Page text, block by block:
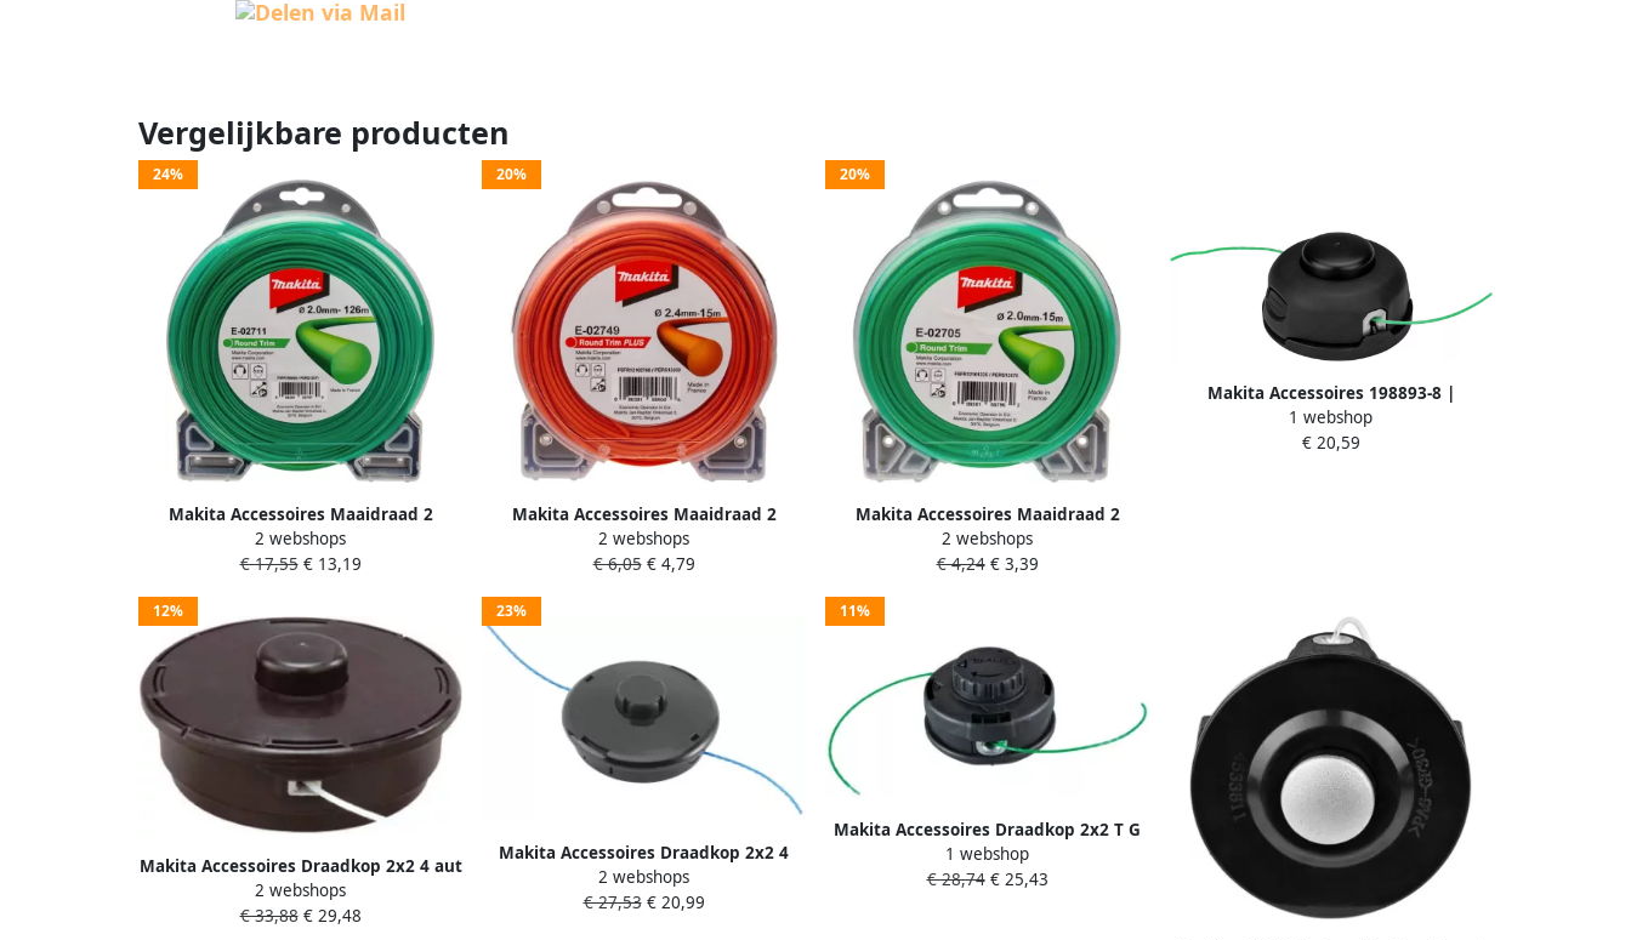
Vergelijkbare producten
24%
Makita Accessoires Maaidraad 2
0X126M Rond E-02711
2 webshops
€ 17,55€ 13,19
20%
Makita Accessoires Maaidraad 2
4X15M Rond E-02749
2 webshops
€ 6,05€ 4,79
20%
Makita Accessoires Maaidraad 2
0X15M Rond E-02705
2 webshops
€ 4,24€ 3,39
Makita Accessoires 198893-8 |
Draadkop | 2x2 0 | T&G | M10x1 25LH
198893-8
1 webshop
€ 20,59
12%
Makita Accessoires Draadkop 2x2 4 aut
M8 10x1.25L voor o.a DUR187L B-02945
2 webshops
€ 33,88€ 29,48
23%
Makita Accessoires Draadkop 2x2 4
T&G M10x1.25L voor o.a DUR365
195149-0
2 webshops
€ 27,53€ 20,99
11%
Makita Accessoires Draadkop 2x2 T G
M10x1.25lh voor o.a DUR190 DUR191
DUX18 191D89-4
1 webshop
€ 28,74€ 25,43